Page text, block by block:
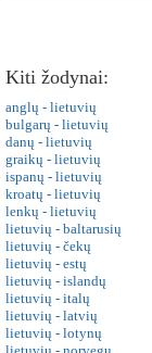
Kiti žodynai:
anglų - lietuvių
bulgarų - lietuvių
danų - lietuvių
graikų - lietuvių
ispanų - lietuvių
kroatų - lietuvių
lenkų - lietuvių
lietuvių - baltarusių
lietuvių - čekų
lietuvių - estų
lietuvių - islandų
lietuvių - italų
lietuvių - latvių
lietuvių - lotynų